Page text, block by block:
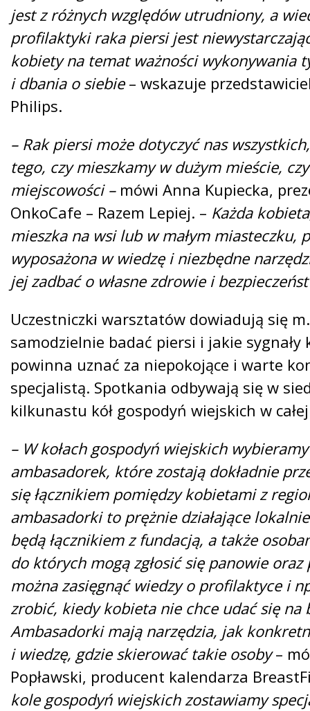
jest z różnych względów utrudniony, a
profilaktyki raka piersi jest
kobiety na temat ważności wykonywania
i dbania o siebie – wskazuje
Philips.
– Rak piersi może dotyczyć nas
tego, czy mieszkamy w dużym mieście,
miejscowości –mówi Anna Kupiecka,
OnkoCafe – Razem Lepiej. – Każda
mieszka na wsi lub w małym miasteczku,
wyposażona w wiedzę i niezbędne
jej zadbać o własne zdrowie i
Uczestniczki warsztatów dowiadują się
samodzielnie badać piersi i jakie sygnały
powinna uznać za niepokojące i warte
specjalistą. Spotkania odbywają się w
kilkunastu kół gospodyń wiejskich w
– W kołach gospodyń wiejskich
ambasadorek, które zostają dokładnie
się łącznikiem pomiędzy kobietami z
ambasadorki to prężnie działające
będą łącznikiem z fundacją, a także
do których mogą zgłosić się panowie
można zasięgnąć wiedzy o profilaktyce i
zrobić, kiedy kobieta nie chce udać się na
Ambasadorki mają narzędzia, jak
i wiedzę, gdzie skierować takie osoby–
Popławski, producent kalendarza
kole gospodyń wiejskich zostawiamy